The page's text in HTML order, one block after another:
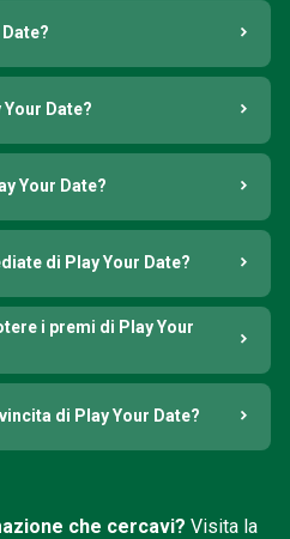
Date?
Your Date?
di Play Your Date?
i premi di Play Your
di Play Your Date?
che cercavi? Visita la